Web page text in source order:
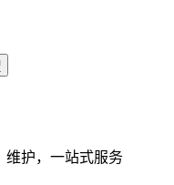
维护，一站式服务